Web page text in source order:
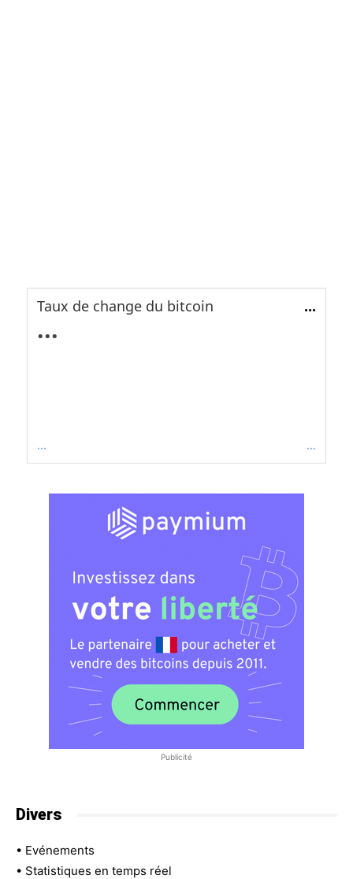
Taux de change du bitcoin ...
...
... ...
Publicité
Divers
• Evénements
• Statistiques en temps réel